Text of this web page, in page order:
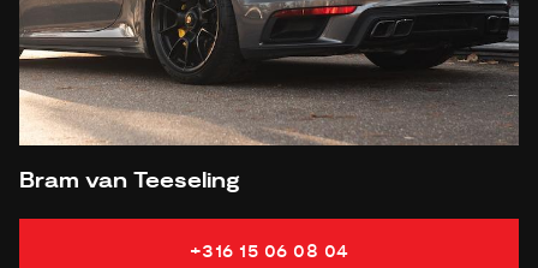
APK tot 02-03-2022
Onderhoudsboekje aanwezig? Ja, dealeronderhouden
Bijtelling 22 %
Energielabel
430 PK
Bram van Teeseling
+316 15 06 08 04